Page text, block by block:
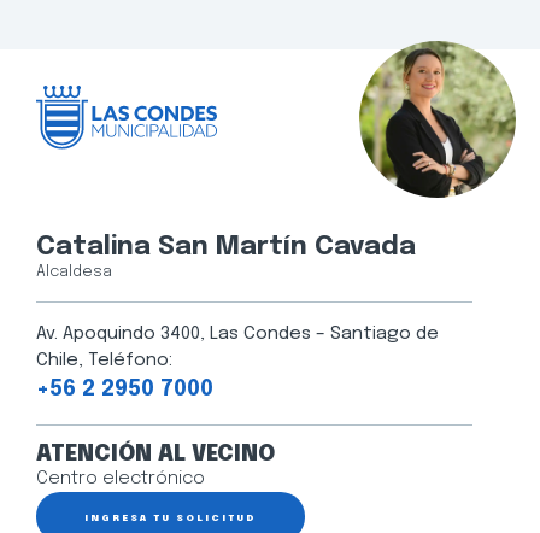
Catalina San Martín Cavada
Alcaldesa
Av. Apoquindo 3400, Las Condes – Santiago de
Chile, Teléfono:
+56 2 2950 7000
ATENCIÓN AL VECINO
Centro electrónico
INGRESA TU SOLICITUD